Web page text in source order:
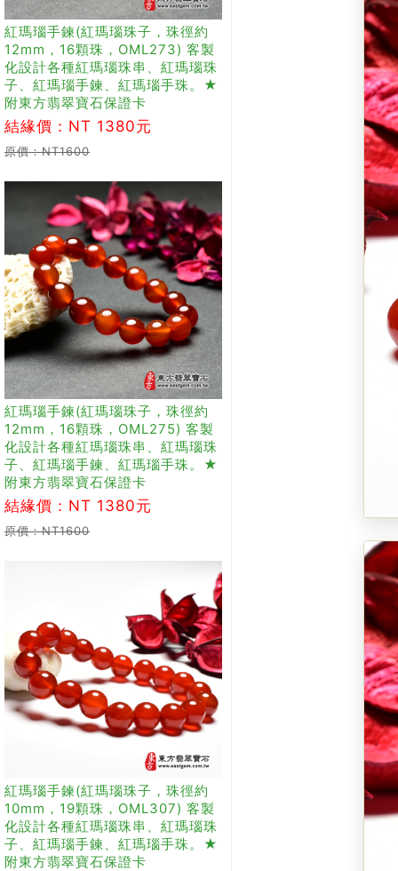
紅瑪瑙手鍊(紅瑪瑙珠子，珠徑約
12mm，16顆珠，OML273) 客製
化設計各種紅瑪瑙珠串、紅瑪瑙珠
子、紅瑪瑙手鍊、紅瑪瑙手珠。★
附東方翡翠寶石保證卡
結緣價：NT 1380元
原價：NT1600
紅瑪瑙手鍊(紅瑪瑙珠子，珠徑約
12mm，16顆珠，OML275) 客製
化設計各種紅瑪瑙珠串、紅瑪瑙珠
子、紅瑪瑙手鍊、紅瑪瑙手珠。★
附東方翡翠寶石保證卡
結緣價：NT 1380元
原價：NT1600
紅瑪瑙手鍊(紅瑪瑙珠子，珠徑約
10mm，19顆珠，OML307) 客製
化設計各種紅瑪瑙珠串、紅瑪瑙珠
子、紅瑪瑙手鍊、紅瑪瑙手珠。★
附東方翡翠寶石保證卡